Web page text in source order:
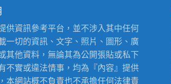
供資訊參考平台，並不涉入其中任何
一切的資訊、文字、照片、圖形、廣
其他資料，無論其為公開張貼或私下
不實或違法情事，均為『內容』提供
本網站概不負責也不承擔任何法律責